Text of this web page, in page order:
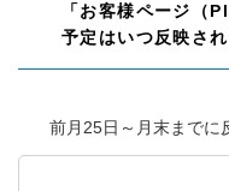
「お客様ページ
予定はいつ反映さ
前月25日～月末までに